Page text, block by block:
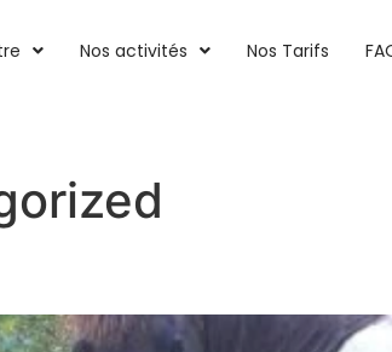
Nos activités Nos Tarifs